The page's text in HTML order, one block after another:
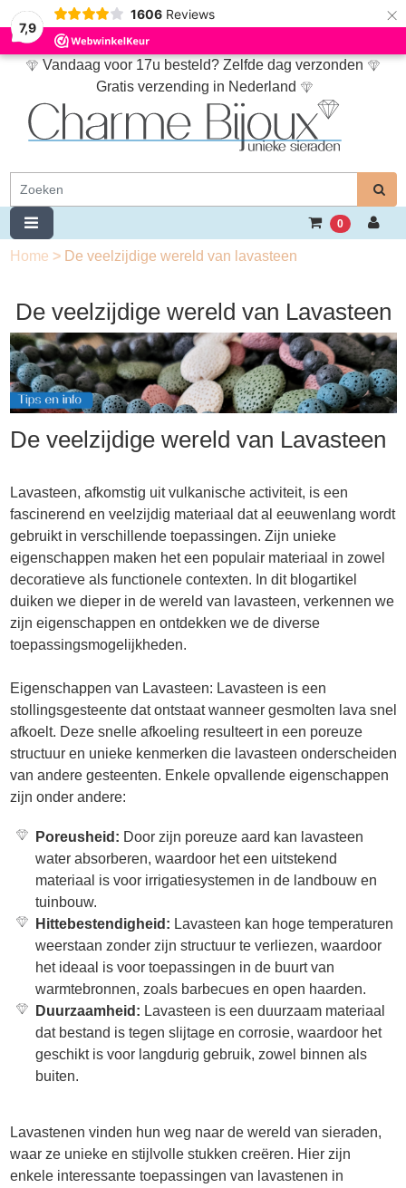
7,9
1606 Reviews ×
Vandaag voor 17u besteld? Zelfde dag verzonden
Gratis verzending in Nederland
0
Home > De veelzijdige wereld van lavasteen
De veelzijdige wereld van Lavasteen
De veelzijdige wereld van Lavasteen
Lavasteen, afkomstig uit vulkanische activiteit, is een
fascinerend en veelzijdig materiaal dat al eeuwenlang wordt
gebruikt in verschillende toepassingen. Zijn unieke
eigenschappen maken het een populair materiaal in zowel
decoratieve als functionele contexten. In dit blogartikel
duiken we dieper in de wereld van lavasteen, verkennen we
zijn eigenschappen en ontdekken we de diverse
toepassingsmogelijkheden.
Eigenschappen van Lavasteen: Lavasteen is een
stollingsgesteente dat ontstaat wanneer gesmolten lava snel
afkoelt. Deze snelle afkoeling resulteert in een poreuze
structuur en unieke kenmerken die lavasteen onderscheiden
van andere gesteenten. Enkele opvallende eigenschappen
zijn onder andere:
Poreusheid: Door zijn poreuze aard kan lavasteen
water absorberen, waardoor het een uitstekend
materiaal is voor irrigatiesystemen in de landbouw en
tuinbouw.
Hittebestendigheid: Lavasteen kan hoge temperaturen
weerstaan zonder zijn structuur te verliezen, waardoor
het ideaal is voor toepassingen in de buurt van
warmtebronnen, zoals barbecues en open haarden.
Duurzaamheid: Lavasteen is een duurzaam materiaal
dat bestand is tegen slijtage en corrosie, waardoor het
geschikt is voor langdurig gebruik, zowel binnen als
buiten.
Lavastenen vinden hun weg naar de wereld van sieraden,
waar ze unieke en stijlvolle stukken creëren. Hier zijn
enkele interessante toepassingen van lavastenen in